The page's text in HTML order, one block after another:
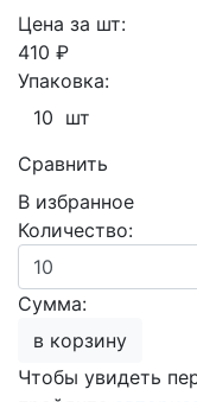
Цена за шт:
410 ₽
Упаковка:
10 шт
Сравнить
В избранное
Количество:
Сумма:
в корзину
Чтобы увидеть